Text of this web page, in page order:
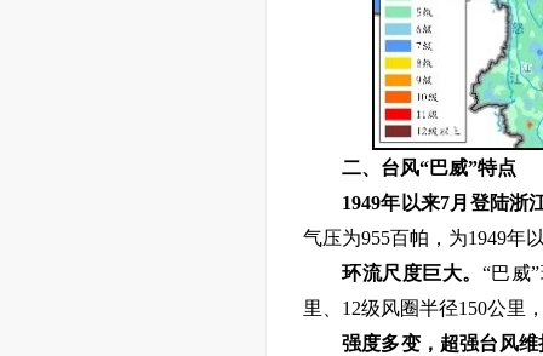
二、 台风“巴威”特点
1949年以来7月登陆浙
气压为955百帕，为1949年
环流尺度巨大。 “巴威
里、12级风圈半径150公里
强度多变，超强台风